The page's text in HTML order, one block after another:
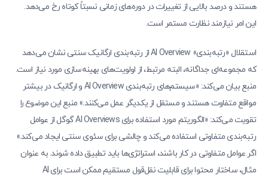
هستند و درصد بالایی از تغییرات در دوره‌های زمانی نسبتاً کوتاه رخ می‌دهد.
این امر نیازمند نظارت مستمر است.
استقلال «رتبه‌بندی» AI Overview از رتبه‌بندی ارگانیک سنتی نشان می‌دهد
که مجموعه‌ای جداگانه، البته مرتبط، از اولویت‌های بهینه‌سازی مورد نیاز است.
منبع بیان می‌کند: «سیستم‌های رتبه‌بندی AI Overview و ارگانیک در بیشتر
مواقع متفاوت هستند و مستقل از یکدیگر عمل می‌کنند.» منبع این موضوع را
تقویت می‌کند: «الگوریتم مورد استفاده برای AI Overviews گوگل از عوامل
رتبه‌بندی متفاوتی استفاده می‌کند و چالشی برای سئوی سنتی ایجاد می‌کند.»
اگر عوامل متفاوتی در کار باشند، استراتژی‌ها باید تطبیق داده شوند. به عنوان
مثال، ساختار محتوا برای قابلیت نقل‌قول مستقیم ممکن است برای AI